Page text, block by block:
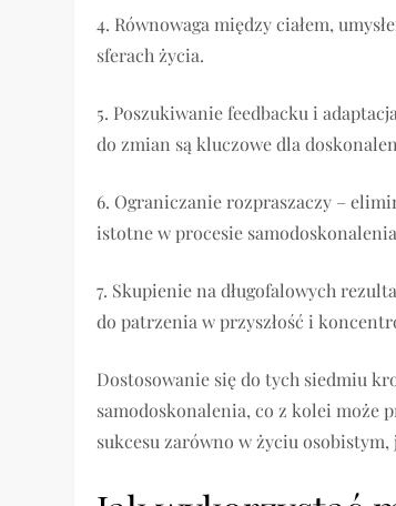
4. Równowaga między ciałem,
sferach życia.
5. Poszukiwanie feedbacku i
do zmian są kluczowe dla
6. Ograniczanie rozpraszaczy –
istotne w procesie
7. Skupienie na długofalowych
do patrzenia w przyszłość i
Dostosowanie się do tych siedmiu
samodoskonalenia, co z kolei może
sukcesu zarówno w życiu